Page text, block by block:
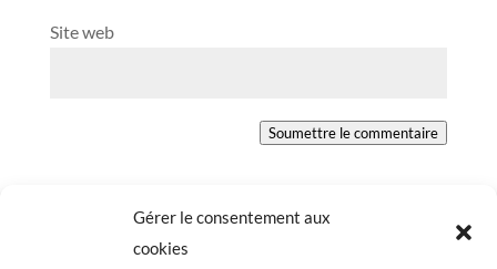
Gérer le consentement aux
cookies
Site web
Soumettre le commentaire